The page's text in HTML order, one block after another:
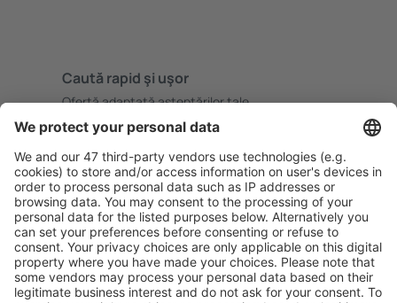
Caută rapid şi uşor
Ofertă adaptată aşteptărilor tale.
Planifică ȋn siguranţă
Rezervare fără griji cu opțiune gratuită de anulare.
Economiseşte mai mult
Prețuri atractive și oferte speciale pentru utilizatorii
conectați.